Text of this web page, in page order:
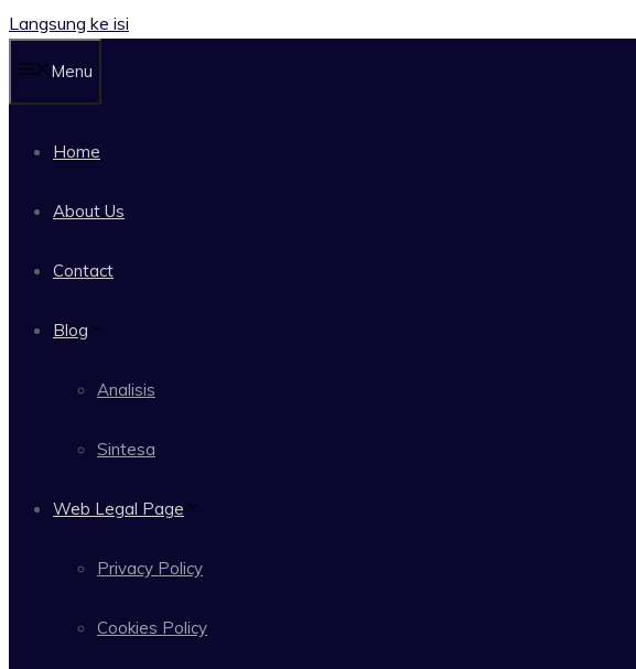
Langsung ke isi
Menu
Home
About Us
Contact
Blog
Analisis
Sintesa
Web Legal Page
Privacy Policy
Cookies Policy